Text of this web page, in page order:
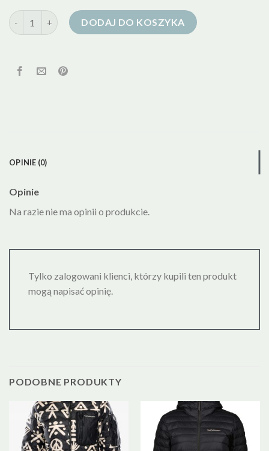
ilość peak performance kurtka puchowa damska
DODAJ DO KOSZYKA
OPINIE (0)
Opinie
Na razie nie ma opinii o produkcie.
Tylko zalogowani klienci, którzy kupili ten produkt
mogą napisać opinię.
PODOBNE PRODUKTY